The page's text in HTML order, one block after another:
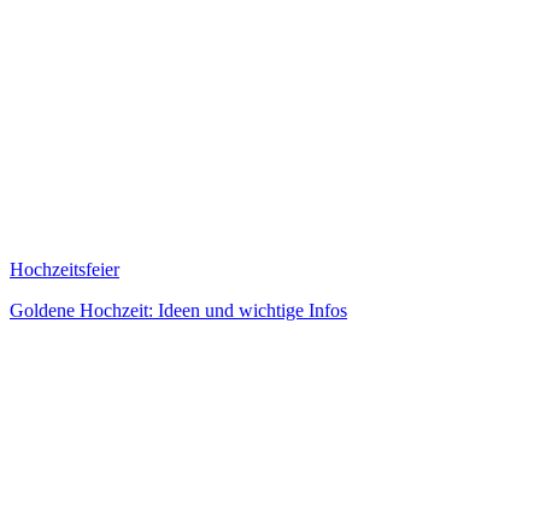
Hochzeitsfeier
Goldene Hochzeit: Ideen und wichtige Infos